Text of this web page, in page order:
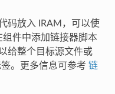
码放入 IRAM，可以使
组件中添加链接器脚本
给整个目标源文件或
。更多信息可参考 链